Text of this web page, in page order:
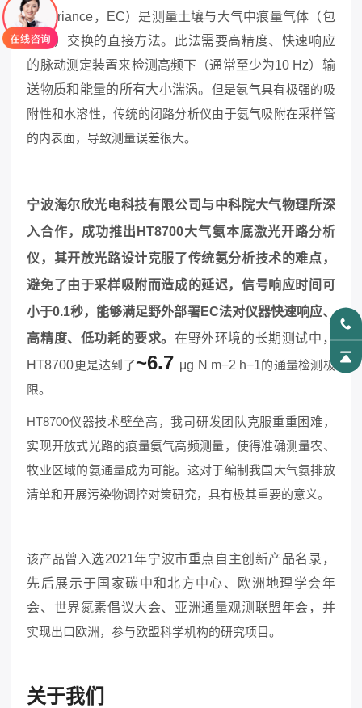
Covariance，EC）是测量土壤与大气中痕量气体（包
括氨）交换的直接方法。此法需要高精度、快速响应
的脉动测定装置来检测高频下（通常至少为10 Hz）输
送物质和能量的所有大小湍涡。 但是氨气具有极强的吸
附性和水溶性，传统的闭路分析仪由于氨气吸附在采样管
的内表面，导致测量误差很大。
宁波海尔欣光电科技有限公司与中科院大气物理所深
入合作，成功推出 HT8700大气氨本底激光开路分析
仪，其开放光路设计克服了传统氨分析技术的难点，
避免了由于采样吸附而造成的延迟，信号响应时间可
小于0.1秒， 能够满足野外部署EC法对仪器快速响应、
高精度、低功耗的要求。 在野外环境的长期测试中，
HT8700更是达到了~6.7 μg N m−2 h−1的通量检测极
限。
HT8700仪器技术壁垒高，我司研发团队克服重重困难，
实现开放式光路的痕量氨气高频测量，使得准确测量农、
牧业区域的氨通量成为可能。这对于编制我国大气氨排放
清单和开展污染物调控对策研究，具有极其重要的意义。
该产品曾入选2021年宁波市重点自主创新产品名录，
先后展示于国家碳中和北方中心、欧洲地理学会年
会、世界氮素倡议大会、亚洲通量观测联盟年会，并
实现出口欧洲，参与欧盟科学机构的研究项目。
关于我们